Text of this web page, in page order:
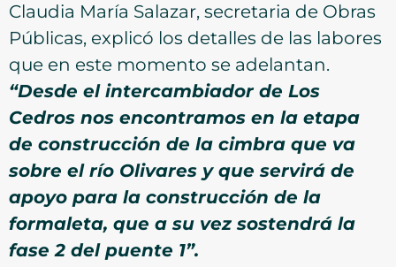
Claudia María Salazar, secretaria de Obras
Públicas, explicó los detalles de las labores
que en este momento se adelantan.
“Desde el intercambiador de Los
Cedros nos encontramos en la etapa
de construcción de la cimbra que va
sobre el río Olivares y que servirá de
apoyo para la construcción de la
formaleta, que a su vez sostendrá la
fase 2 del puente 1”.